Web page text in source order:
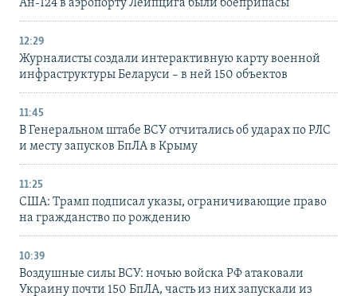
Ан-124 в аэропорту Лейпцига были боеприпасы
12:29
Журналисты создали интерактивную карту военной
инфраструктуры Беларуси – в ней 150 объектов
11:45
В Генеральном штабе ВСУ отчитались об ударах по РЛС
и месту запусков БпЛА в Крыму
11:25
США: Трамп подписал указы, ограничивающие право
на гражданство по рождению
10:39
Воздушные силы ВСУ: ночью войска РФ атаковали
Украину почти 150 БпЛА, часть из них запускали из